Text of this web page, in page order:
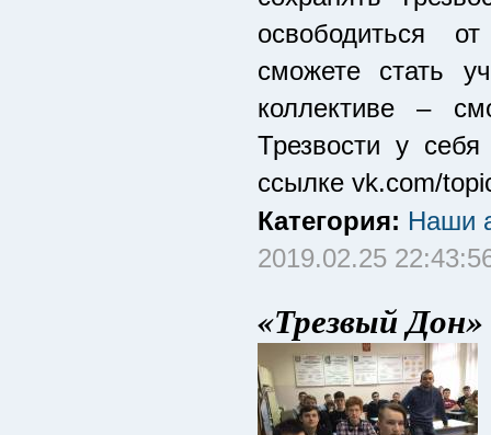
освободиться
сможете стать
коллективе –
Трезвости у
ссылке vk.com/
Категория: Наши
2019.02.25
«Трезвый